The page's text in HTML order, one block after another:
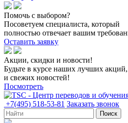
Помочь с выбором?
Посоветуем специалиста, который
полностью отвечает вашим
Оставить заявку
Акции, скидки и новости!
Будьте в курсе наших лучших
и свежих новостей!
Посмотреть
+7(495) 518-53-81 Заказать звонок